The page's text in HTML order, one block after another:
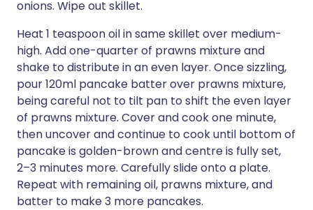
onions. Wipe out skillet.
Heat 1 teaspoon oil in same skillet over medium-
high. Add one-quarter of prawns mixture and
shake to distribute in an even layer. Once sizzling,
pour 120ml pancake batter over prawns mixture,
being careful not to tilt pan to shift the even layer
of prawns mixture. Cover and cook one minute,
then uncover and continue to cook until bottom of
pancake is golden-brown and centre is fully set,
2–3 minutes more. Carefully slide onto a plate.
Repeat with remaining oil, prawns mixture, and
batter to make 3 more pancakes.